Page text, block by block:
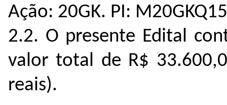
Ação: 20GK. PI:
2.2. O presente Edital
valor total de R$
reais).